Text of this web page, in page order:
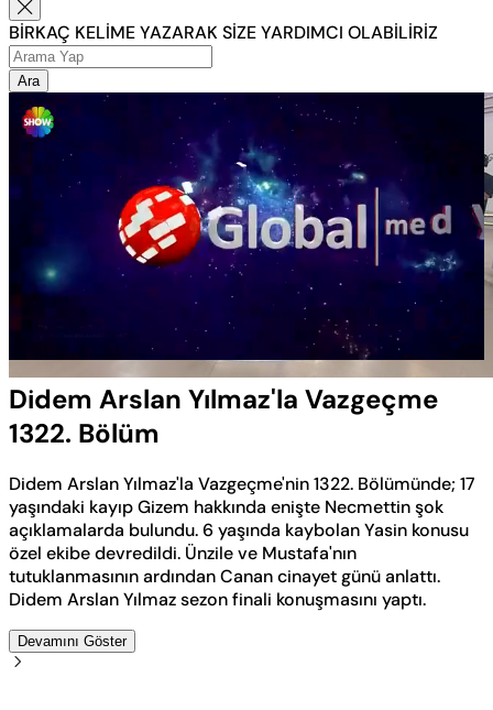
BİRKAÇ KELİME YAZARAK SİZE YARDIMCI OLABİLİRİZ
Ara
Aç
Oynatma
Hızı
Didem Arslan Yılmaz'la Vazgeçme
1322. Bölüm
Didem Arslan Yılmaz'la Vazgeçme'nin 1322. Bölümünde; 17
yaşındaki kayıp Gizem hakkında enişte Necmettin şok
açıklamalarda bulundu. 6 yaşında kaybolan Yasin konusu
özel ekibe devredildi. Ünzile ve Mustafa'nın
tutuklanmasının ardından Canan cinayet günü anlattı.
Didem Arslan Yılmaz sezon finali konuşmasını yaptı.
Devamını Göster